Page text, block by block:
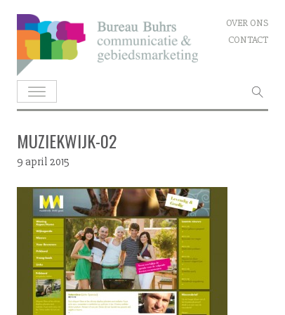
Skip
to
content
OVER ONS
CONTACT
MUZIEKWIJK-02
9 april 2015